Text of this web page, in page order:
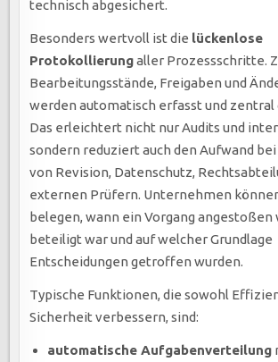
technisch abgesichert.
Besonders wertvoll ist die lückenlose
Protokollierungaller Prozessschritte.
Bearbeitungsstände, Freigaben und
werden automatisch erfasst und zentral
Das erleichtert nicht nur Audits und
sondern reduziert auch den Aufwand
von Revision, Datenschutz,
externen Prüfern. Unternehmen
belegen, wann ein Vorgang angestoßen
beteiligt war und auf welcher Grundlage
Entscheidungen getroffen wurden.
Typische Funktionen, die sowohl
Sicherheit verbessern, sind:
automatische Aufgabenverteilung